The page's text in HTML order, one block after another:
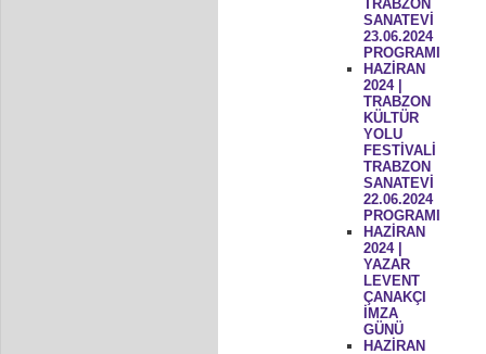
TRABZON
SANATEVİ
23.06.2024
PROGRAMI
HAZİRAN
2024 |
TRABZON
KÜLTÜR
YOLU
FESTİVALİ
TRABZON
SANATEVİ
22.06.2024
PROGRAMI
HAZİRAN
2024 |
YAZAR
LEVENT
ÇANAKÇI
İMZA
GÜNÜ
HAZİRAN